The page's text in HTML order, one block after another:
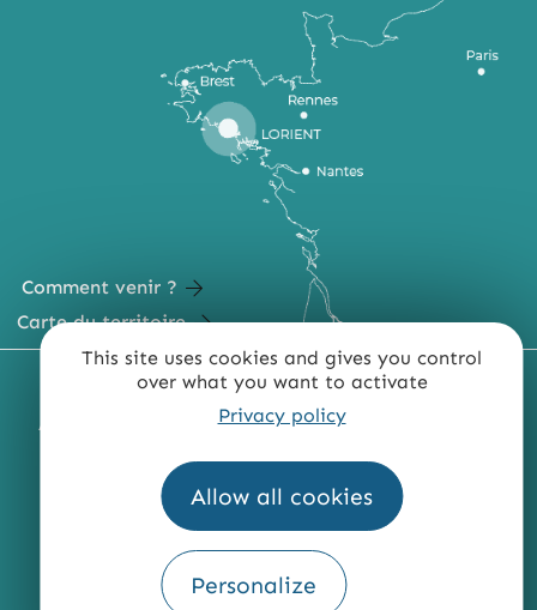
This site uses cookies and gives you control
over what you want to activate
Privacy policy
Allow all cookies
Personalize
Comment venir ?
Carte du territoire
MENTIONS LÉGALES PLAN DU SITE
ACCESSIBILITÉ : NON CONFORME
QUI SOMMES-NOUS ?